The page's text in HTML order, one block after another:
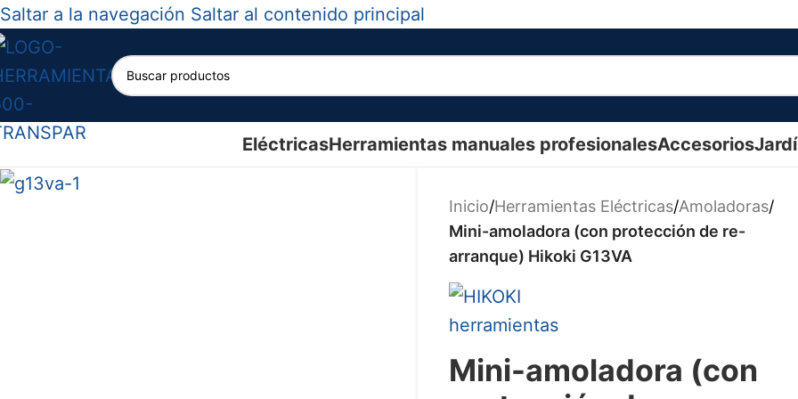
Saltar a la navegación Saltar al contenido principal
EléctricasHerramientas manuales profesionalesAccesorios
Agotado
Inicio/Herramientas Eléctricas/Amoladoras/
Mini-amoladora (con protección de re-
arranque) Hikoki G13VA
Mini-amoladora (con